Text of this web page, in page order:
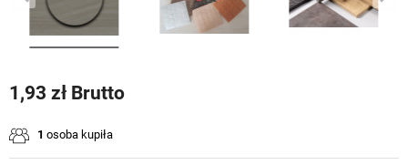
1,93 zł Brutto
1 osoba kupiła